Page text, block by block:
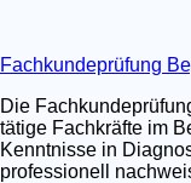
Fachkundeprüfung
Die
tätige Fachkräfte im
Kenntnisse in
professionell